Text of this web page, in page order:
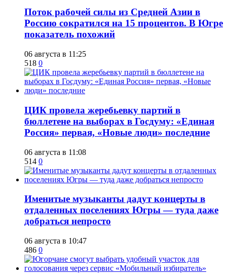
Поток рабочей силы из Средней Азии в
Россию сократился на 15 процентов. В Югре
показатель похожий
06 августа в 11:25
518 0
ЦИК провела жеребьевку партий в
бюллетене на выборах в Госдуму: «Единая
Россия» первая, «Новые люди» последние
06 августа в 11:08
514 0
Именитые музыканты дадут концерты в
отдаленных поселениях Югры — туда даже
добраться непросто
06 августа в 10:47
486 0